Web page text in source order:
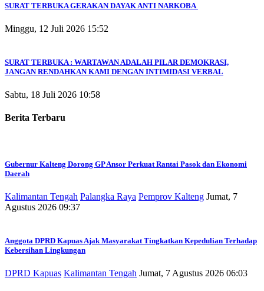
SURAT TERBUKA GERAKAN DAYAK ANTI NARKOBA
Minggu, 12 Juli 2026 15:52
SURAT TERBUKA : WARTAWAN ADALAH PILAR DEMOKRASI,
JANGAN RENDAHKAN KAMI DENGAN INTIMIDASI VERBAL
Sabtu, 18 Juli 2026 10:58
Berita Terbaru
Gubernur Kalteng Dorong GP Ansor Perkuat Rantai Pasok dan Ekonomi
Daerah
Kalimantan Tengah Palangka Raya Pemprov Kalteng Jumat, 7
Agustus 2026 09:37
Anggota DPRD Kapuas Ajak Masyarakat Tingkatkan Kepedulian Terhadap
Kebersihan Lingkungan
DPRD Kapuas Kalimantan Tengah Jumat, 7 Agustus 2026 06:03